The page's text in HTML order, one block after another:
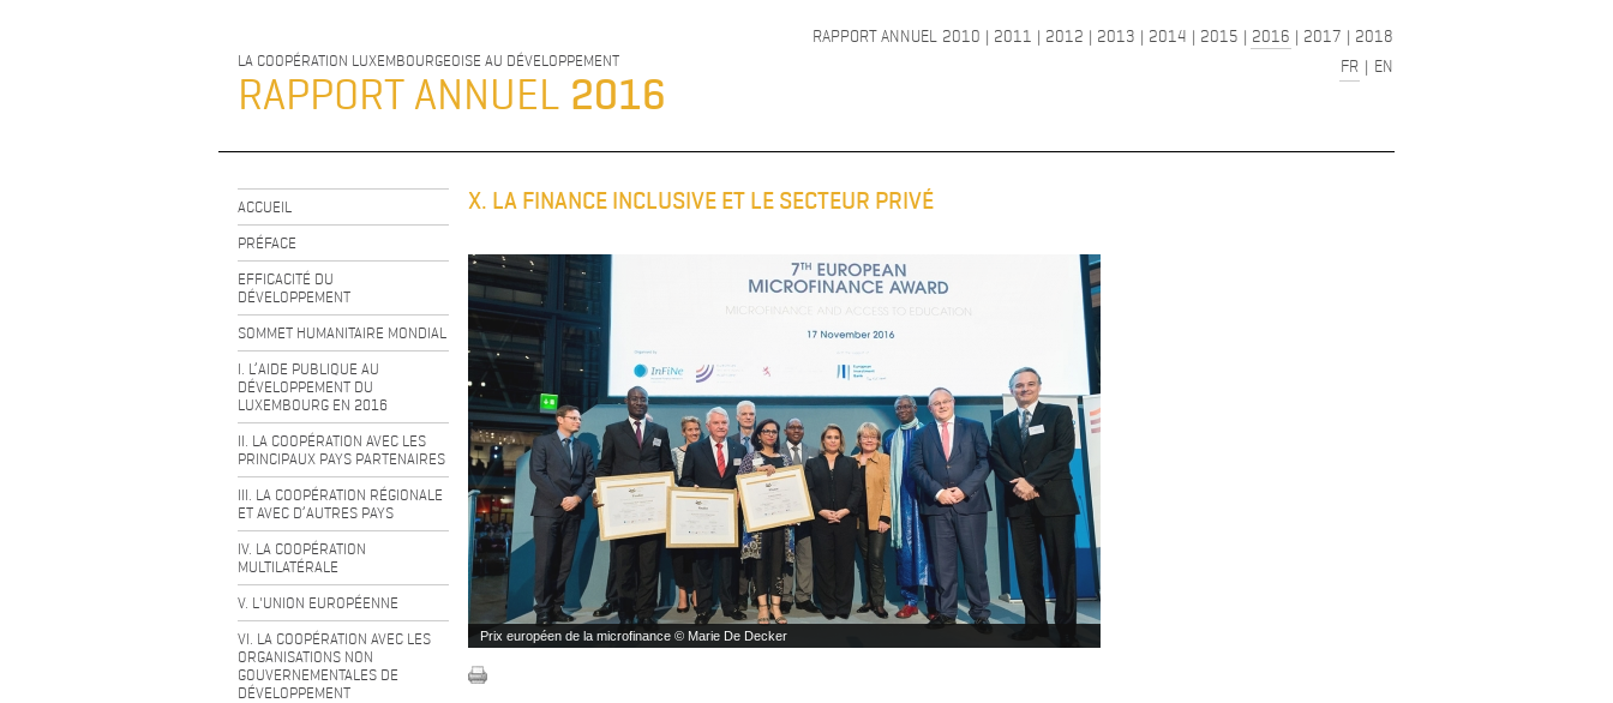
LA COOPÉRATION LUXEMBOURGEOISE AU DÉVELOPPEMENT
RAPPORT ANNUEL 2016
RAPPORT ANNUEL 2010 | 2011 | 2012 | 2013 | 2014 | 2015 | 2016 | 2017 | 2018
FR | EN
ACCUEIL
PRÉFACE
EFFICACITÉ DU
DÉVELOPPEMENT
SOMMET HUMANITAIRE MONDIAL
I. L’AIDE PUBLIQUE AU
DÉVELOPPEMENT DU
LUXEMBOURG EN 2016
II. LA COOPÉRATION AVEC LES
PRINCIPAUX PAYS PARTENAIRES
III. LA COOPÉRATION RÉGIONALE
ET AVEC D’AUTRES PAYS
IV. LA COOPÉRATION
MULTILATÉRALE
V. L'UNION EUROPÉENNE
VI. LA COOPÉRATION AVEC LES
ORGANISATIONS NON
GOUVERNEMENTALES DE
DÉVELOPPEMENT
X. LA FINANCE INCLUSIVE ET LE SECTEUR PRIVÉ
Prix européen de la microfinance © Marie De Decker